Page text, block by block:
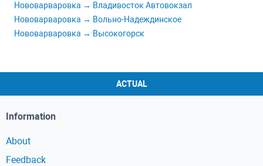
Нововарваровка → Владивосток Автовокзал
Нововарваровка → Вольно-Надеждинское
Нововарваровка → Высокогорск
ACTUAL
Information
About
Feedback